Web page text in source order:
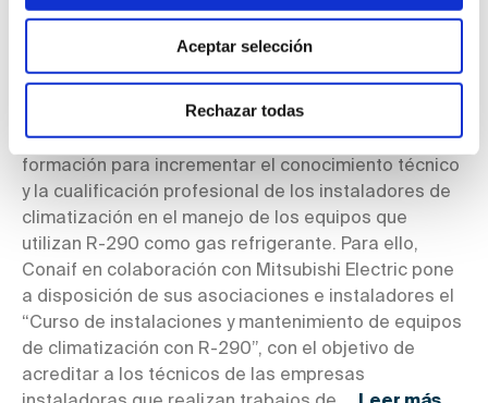
Aceptar selección
Rechazar todas
Acuerdo con Mitsubishi Electric
Empresas Instaladoras y Mantenedoras de Energía y
Fluidos (CONAIF) y la compañía Mitsubishi Electric
firmaron un acuerdo de colaboración en materia de
formación para incrementar el conocimiento técnico
y la cualificación profesional de los instaladores de
climatización en el manejo de los equipos que
utilizan R-290 como gas refrigerante. Para ello,
Conaif en colaboración con Mitsubishi Electric pone
a disposición de sus asociaciones e instaladores el
“Curso de instalaciones y mantenimiento de equipos
de climatización con R-290”, con el objetivo de
acreditar a los técnicos de las empresas